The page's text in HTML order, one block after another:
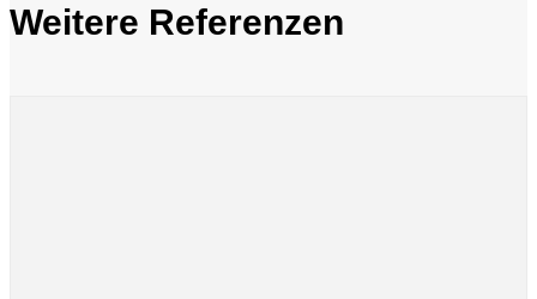
Weitere Referenzen